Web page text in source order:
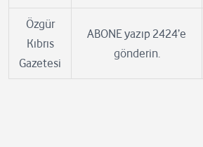
Özgür
Kıbrıs
Gazetesi
ABONE yazıp 2424’e
gönderin.